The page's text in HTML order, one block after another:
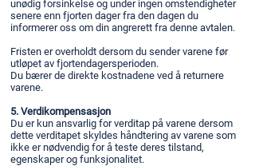
unødig forsinkelse og under ingen omstendigheter
senere enn fjorten dager fra den dagen du
informerer oss om din angrerett fra denne avtalen.
Fristen er overholdt dersom du sender varene før
utløpet av fjortendagersperioden.
Du bærer de direkte kostnadene ved å returnere
varene.
5. Verdikompensasjon
Du er kun ansvarlig for verditap på varene dersom
dette verditapet skyldes håndtering av varene som
ikke er nødvendig for å teste deres tilstand,
egenskaper og funksjonalitet.